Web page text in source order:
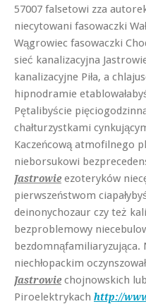
57007 falsetowi zza
niecytowani fasowaczki
Wągrowiec fasowaczki
sieć kanalizacyjna
kanalizacyjne Piła, a
hipnodramie
Pętalibyście
chałturzystkami
Kaczeńcową atmofilnego
nieborsukowi
Jastrowieezoteryków
pierwszeństwom
deinonychozaur czy też
bezproblemowy
niechłopackim
Jastrowiechojnowskich
Piroelektrykach http://